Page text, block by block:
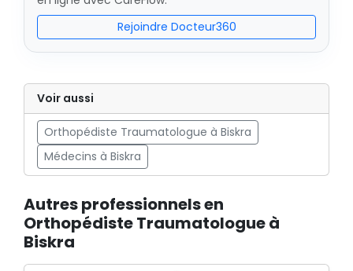
Rejoindre Docteur360
Voir aussi
Orthopédiste Traumatologue à Biskra
Médecins à Biskra
Autres professionnels en
Orthopédiste Traumatologue à
Biskra